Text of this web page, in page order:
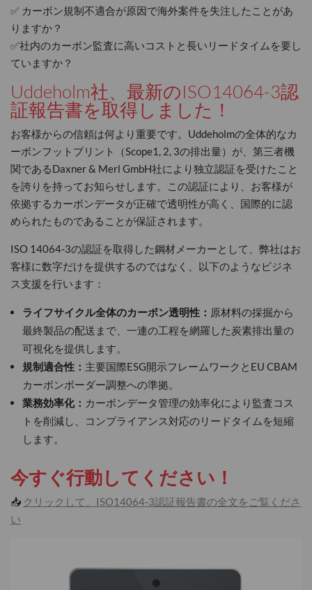
✅ カーボン規制不適合が原因で海外案件を失注したことがあ
りますか？
✅社内のカーボン監査に高いコストと長いリードタイムを要し
ていますか？
Uddeholm社、最新のISO14064-3認
証報告書を取得しました！
お客様からの信頼は何より重要です。Uddeholmの全体的なカ
ーボンフットプリント（Scope1, 2, 3の排出量）が、第三者機
関であるDaxner & Merl GmbH社により独立認証を受けたこと
を誇りを持ってお知らせします。この認証により、お客様が
依拠するカーボンデータが正確で透明性が高く、国際的に認
められたものであることが保証されます。
ISO 14064-3の認証を取得した鋼材メーカーとして、弊社はお
客様に数字だけを提供するのではなく、以下のようなビジネ
ス支援を行います：
ライフサイクル全体のカーボン透明性： 原材料の採掘から
最終製品の配送まで、一連の工程を網羅した炭素排出量の
可視化を提供します。
規制適合性： 主要国際ESG開示フレームワークとEU CBAM
カーボンボーダー調整への準拠。
業務効率化： カーボンデータ管理の効率化により監査コス
トを削減し、コンプライアンス対応のリードタイムを短縮
します。
今すぐ行動してください！
📥 クリックして、ISO14064-3認証報告書の全文をご覧くださ
い